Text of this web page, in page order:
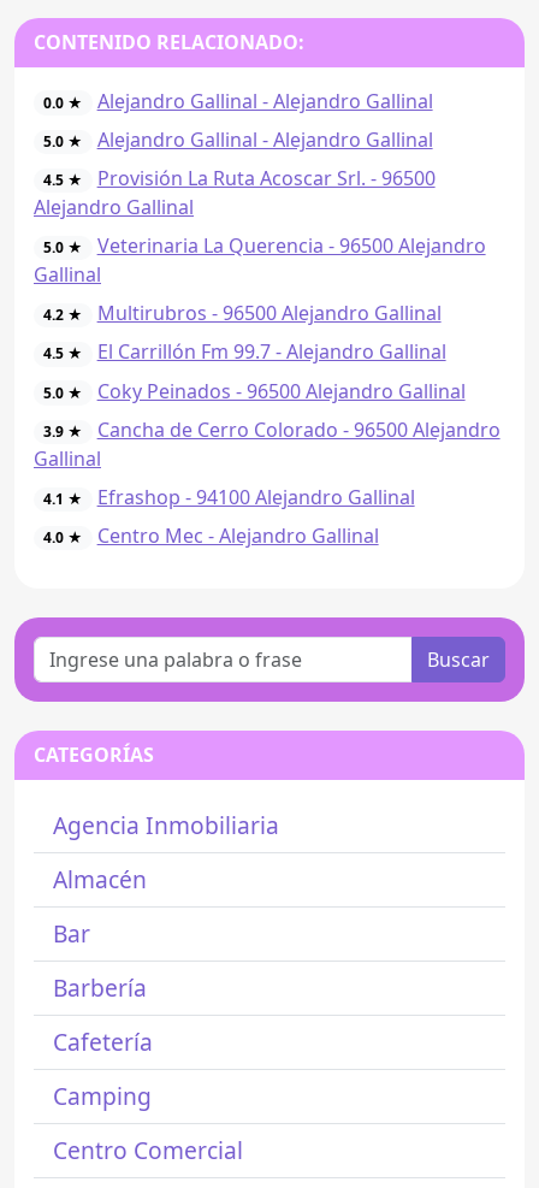
CONTENIDO RELACIONADO:
0.0 ★ Alejandro Gallinal - Alejandro Gallinal
5.0 ★ Alejandro Gallinal - Alejandro Gallinal
4.5 ★
Provisión La Ruta Acoscar Srl. - 96500
Alejandro Gallinal
5.0 ★
Veterinaria La Querencia - 96500 Alejandro
Gallinal
4.2 ★ Multirubros - 96500 Alejandro Gallinal
4.5 ★ El Carrillón Fm 99.7 - Alejandro Gallinal
5.0 ★ Coky Peinados - 96500 Alejandro Gallinal
3.9 ★
Cancha de Cerro Colorado - 96500 Alejandro
Gallinal
4.1 ★ Efrashop - 94100 Alejandro Gallinal
4.0 ★ Centro Mec - Alejandro Gallinal
Buscar
CATEGORÍAS
Agencia Inmobiliaria
Almacén
Bar
Barbería
Cafetería
Camping
Centro Comercial